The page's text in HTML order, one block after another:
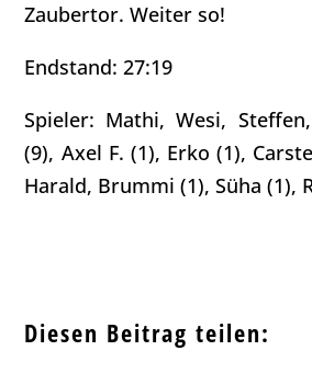
Zaubertor. Weiter so!
Endstand: 27:19
Spieler: Mathi, Wesi,
(9), Axel F. (1), Erko (1),
Harald, Brummi (1), Süha (1),
Diesen Beitrag teilen: